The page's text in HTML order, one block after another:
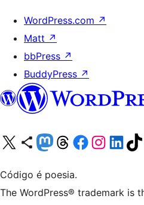
WordPress.com ↗
Matt ↗
bbPress ↗
BuddyPress ↗
Acessar nossa conta do X (antigo Twitter)
Acessar nossa conta do Bluesky
Acessar nossa conta do Mastodon
Acessar nossa conta do Threads
Acessar nossa página do Facebook
Acessar nossa conta do
Acessar nossaAcessar
Código é poesia.
The WordPress® trademark is